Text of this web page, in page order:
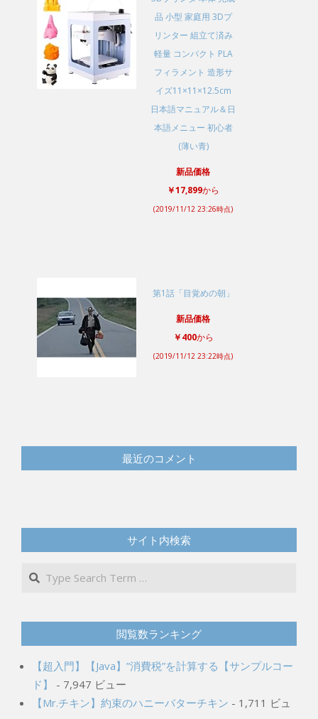
リンター 組立て済み
軽量 コンパクト PLA
フィラメント 造形サ
イズ11×11×12.5cm
日本語マニュアル＆日
本語メニュー 初心者
(薄い青)
新品価格
￥17,899から
(2019/11/12 23:26時点)
新品価格
￥400から
(2019/11/12 23:22時点)
Search
【超入門】【Java】”消費税”を計算する【サンプルコー
ド】 - 7,947 ビュー
【Mr.チキン】約束のハニーバターチキン
ー